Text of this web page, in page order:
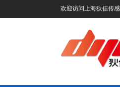
欢迎访问上海狄佳传